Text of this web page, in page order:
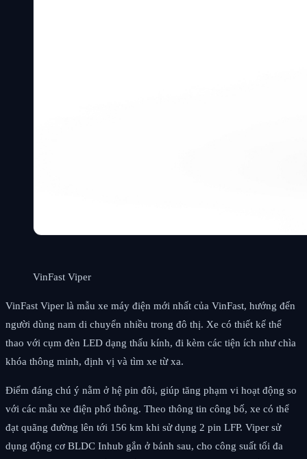
VinFast Viper
VinFast Viper là mẫu xe máy điện mới nhất của VinFast, hướng đến
người dùng nam di chuyển nhiều trong đô thị. Xe có thiết kế thể
thao với cụm đèn LED dạng thấu kính, đi kèm các tiện ích như chìa
khóa thông minh, định vị và tìm xe từ xa.
Điểm đáng chú ý nằm ở hệ pin đôi, giúp tăng phạm vi hoạt động so
với các mẫu xe điện phổ thông. Theo thông tin công bố, xe có thể
đạt quãng đường lên tới 156 km khi sử dụng 2 pin LFP. Viper sử
dụng động cơ BLDC Inhub gắn ở bánh sau, cho công suất tối đa